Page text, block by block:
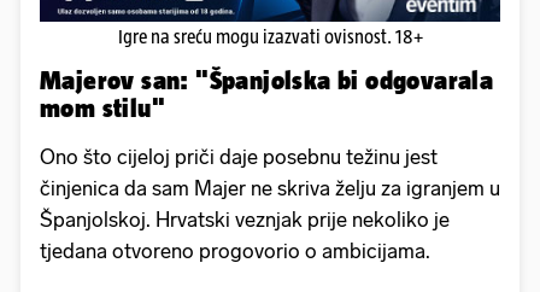
Igre na sreću mogu izazvati ovisnost. 18+
Majerov san: "Španjolska bi odgovarala
mom stilu"
Ono što cijeloj priči daje posebnu težinu jest
činjenica da sam Majer ne skriva želju za igranjem u
Španjolskoj. Hrvatski veznjak prije nekoliko je
tjedana otvoreno progovorio o ambicijama.